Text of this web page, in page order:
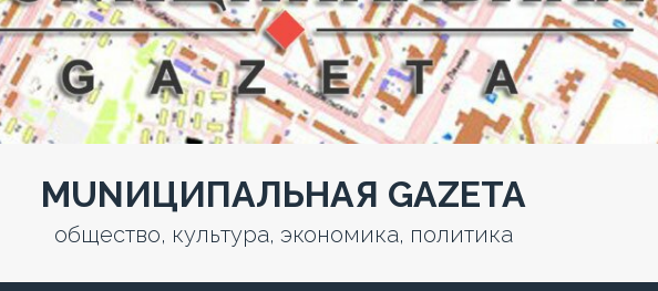
MUNИЦИПАЛЬНАЯ GAZЕТА
общество, культура, экономика, политика